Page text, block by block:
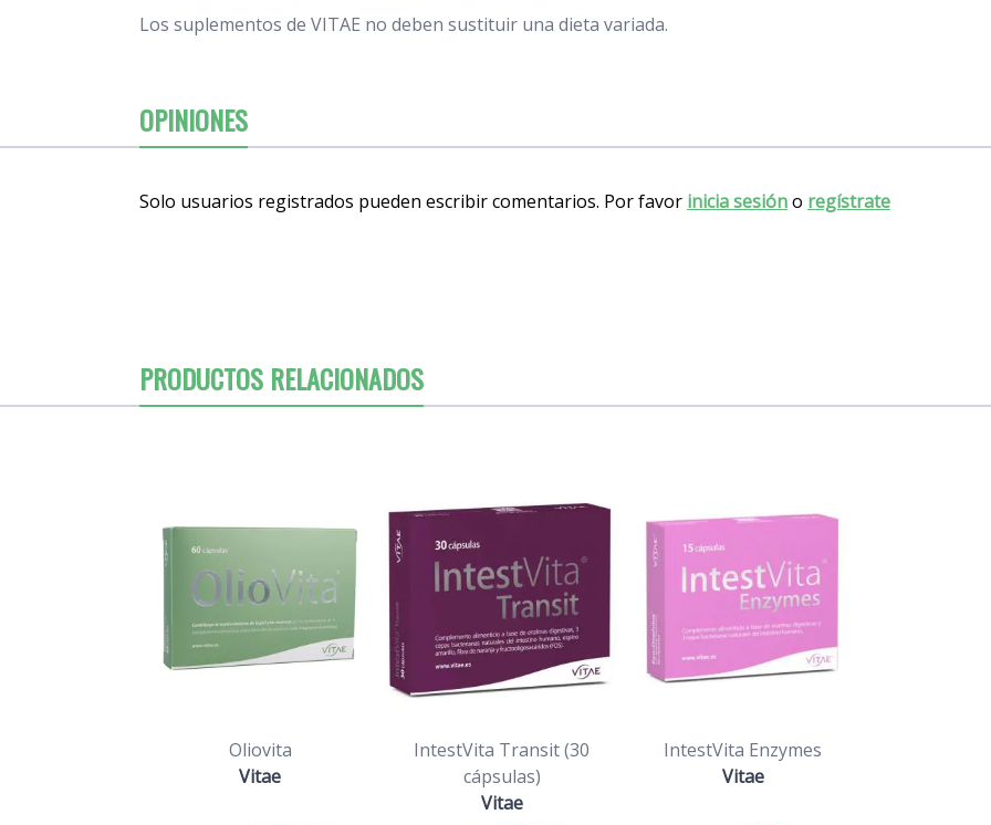
Los suplementos de VITAE no deben sustituir una dieta variada.
OPINIONES
Solo usuarios registrados pueden escribir comentarios. Por favor inicia sesióno regístrate
PRODUCTOS RELACIONADOS
Oliovita
Vitae
IntestVita Transit (30
cápsulas)
Vitae
IntestVita Enzymes
Vitae